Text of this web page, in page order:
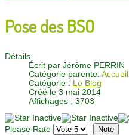
Pose des BSO
Détails
Écrit par Jérôme PERRIN
Catégorie parente: Accueil
Catégorie : Le Blog
Créé le 3 mai 2014
Affichages : 3703
Please Rate